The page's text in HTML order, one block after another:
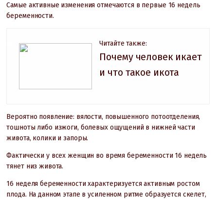
Самые активные изменения отмечаются в первые 16 недель
беременности.
Читайте также:
Почему человек икает
и что такое икота
Вероятно появление: вялости, повышенного потоотделения,
тошноты либо изжоги, болевых ощущений в нижней части
живота, колики и запоры.
Фактически у всех женщин во время беременности 16 недель
тянет низ живота.
16 неделя беременности характеризуется активным ростом
плода. На данном этапе в усиленном ритме образуется скелет,